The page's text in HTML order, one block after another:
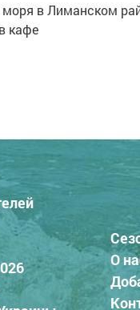
в Лиманском
кафе
О